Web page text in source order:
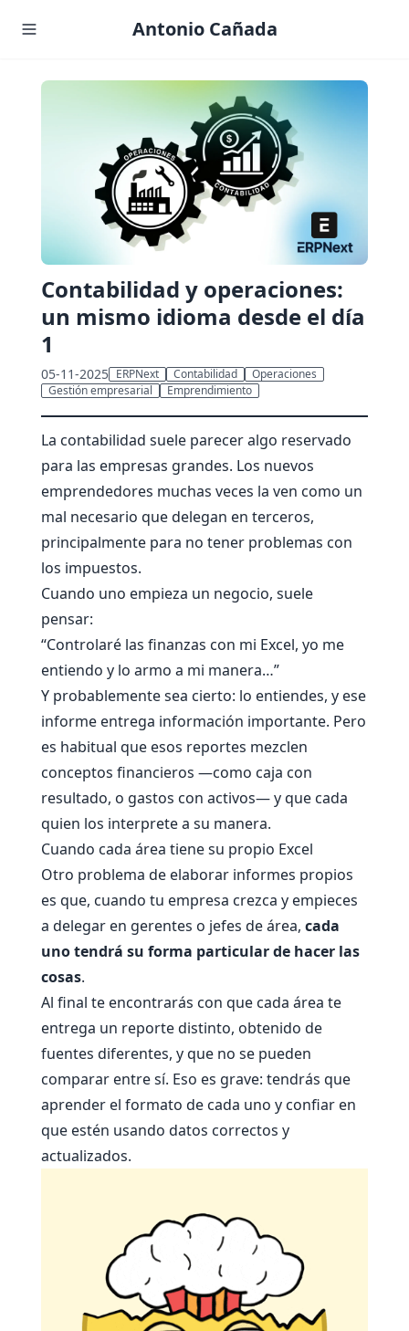
Antonio Cañada
Contabilidad y operaciones:
un mismo idioma desde el día
1
05-11-2025 ERPNext Contabilidad
Operaciones
Gestión empresarial
Emprendimiento
La contabilidad suele parecer algo reservado
para las empresas grandes. Los nuevos
emprendedores muchas veces la ven como un
mal necesario que delegan en terceros,
principalmente para no tener problemas con
los impuestos.
Cuando uno empieza un negocio, suele
pensar:
“Controlaré las finanzas con mi Excel, yo me
entiendo y lo armo a mi manera…”
Y probablemente sea cierto: lo entiendes, y ese
informe entrega información importante. Pero
es habitual que esos reportes mezclen
conceptos financieros —como caja con
resultado, o gastos con activos— y que cada
quien los interprete a su manera.
Cuando cada área tiene su propio Excel
Otro problema de elaborar informes propios
es que, cuando tu empresa crezca y empieces
a delegar en gerentes o jefes de área, cada
uno tendrá su forma particular de hacer las
cosas.
Al final te encontrarás con que cada área te
entrega un reporte distinto, obtenido de
fuentes diferentes, y que no se pueden
comparar entre sí. Eso es grave: tendrás que
aprender el formato de cada uno y confiar en
que estén usando datos correctos y
actualizados.